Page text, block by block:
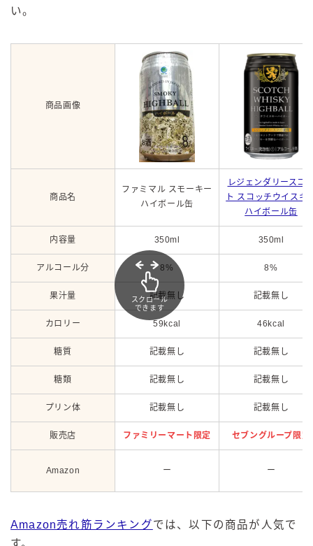
い。
商品画像
商品名
ファミマル スモーキー
ハイボール缶
レジェンダリースコ
ト スコッチウイスキ
ハイボール缶
内容量 350ml 350ml
アルコール分 8% 8%
果汁量 記載無し 記載無し
カロリー 59kcal 46kcal
糖質 記載無し 記載無し
糖類 記載無し 記載無し
プリン体 記載無し 記載無し
販売店 ファミリーマート限定 セブングループ限定
Amazon ー ー
スクロール
できます
Amazon売れ筋ランキングでは、以下の商品が人気で
す。
毎日更新